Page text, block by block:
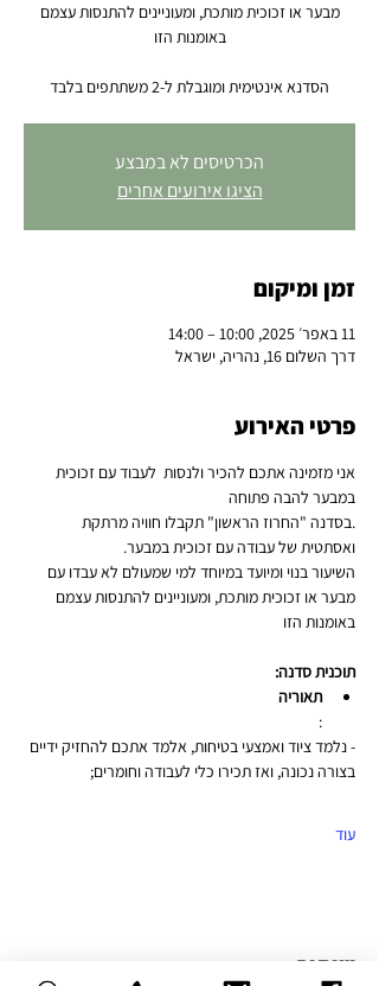
מבער או זכוכית מותכת, ומעוניינים להתנסות עצמם
הסדנא אינטימית ומוגבלת ל-2 משתתפים בלבד
הכרטיסים לא במבצע
הציגו אירועים אחרים
זמן ומיקום
11 באפר׳ 2025, 10:00 – 14:00
דרך השלום 16, נהריה, ישראל
פרטי האירוע
אני מזמינה אתכם להכיר ולנסות  לעבוד עם זכוכית
במבער להבה פתוחה
.בסדנה "החרוז הראשון" תקבלו חוויה מרתקת
ואסתטית של עבודה עם זכוכית במבער.
השיעור בנוי ומיועד במיוחד למי שמעולם לא עבדו עם
מבער או זכוכית מותכת, ומעוניינים להתנסות עצמם
באומנות הזו
תוכנית סדנה:
תאוריה
:
- נלמד ציוד ואמצעי בטיחות, אלמד אתכם להחזיק ידיים
בצורה נכונה, ואז תכירו כלי לעבודה וחומרים;
עוד
שיתוף